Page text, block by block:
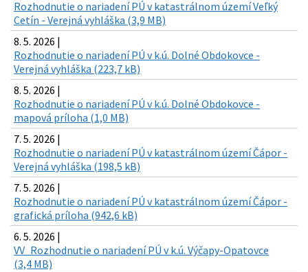
Rozhodnutie o nariadení PÚ v katastrálnom území Veľký
Cetín - Verejná vyhláška (3,9 MB)
8. 5. 2026 |
Rozhodnutie o nariadení PÚ v k.ú. Dolné Obdokovce -
Verejná vyhláška (223,7 kB)
8. 5. 2026 |
Rozhodnutie o nariadení PÚ v k.ú. Dolné Obdokovce -
mapová príloha (1,0 MB)
7. 5. 2026 |
Rozhodnutie o nariadení PÚ v katastrálnom území Čápor -
Verejná vyhláška (198,5 kB)
7. 5. 2026 |
Rozhodnutie o nariadení PÚ v katastrálnom území Čápor -
grafická príloha (942,6 kB)
6. 5. 2026 |
VV_Rozhodnutie o nariadení PÚ v k.ú. Výčapy-Opatovce
(3,4 MB)